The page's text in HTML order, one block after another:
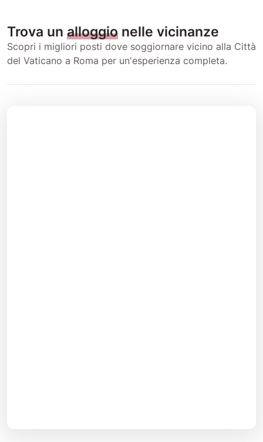
Trova un alloggio nelle vicinanze
Scopri i migliori posti dove soggiornare vicino alla Città
del Vaticano a Roma per un'esperienza completa.